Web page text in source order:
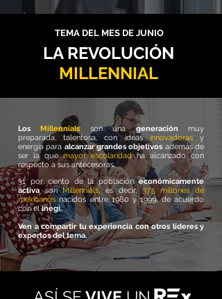
TEMA DEL MES DE JUNIO
LA REVOLUCIÓN
MILLENNIAL
LosMillennialsson unageneración muy
preparada, talentosa, con ideasinnovadorasy
energía para alcanzar grandes objetivos además de
ser la quemayor escolaridadha alcanzado con
respecto a sus antecesoras.
31 por ciento de la poblacióneconómicamente
activasonMillennials, es decir,37.5 millones de
mexicanosnacidos entre 1980 y 1999, de acuerdo
con elInegi.
Ven a compartir tu experiencia con otros líderes y
expertos del tema.